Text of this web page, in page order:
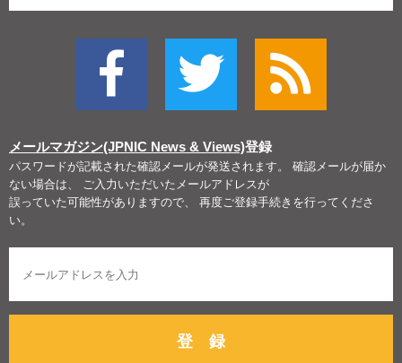
メールマガジン(JPNIC News & Views)登録
パスワードが記載された確認メールが発送されます。 確認メールが届か
ない場合は、 ご入力いただいたメールアドレスが
誤っていた可能性がありますので、 再度ご登録手続きを行ってくださ
い。
登 録